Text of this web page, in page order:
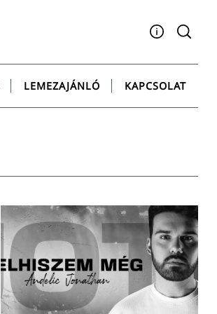
Facebook
YouTubeInstagram
TwitterSpotify
LEMEZAJÁNLÓ KAPCSOLAT